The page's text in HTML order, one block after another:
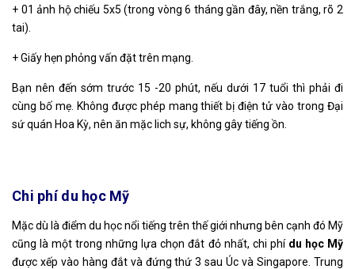
+ 01 ảnh hộ chiếu 5x5 (trong vòng 6 tháng gần đây, nền trắng, rõ 2
tai).
+ Giấy hẹn phỏng vấn đặt trên mạng.
Bạn nên đến sớm trước 15 -20 phút, nếu dưới 17 tuổi thì phải đi
cùng bố mẹ. Không được phép mang thiết bị điện tử vào trong Đại
sứ quán Hoa Kỳ, nên ăn mặc lich sự, không gây tiếng ồn.
Chi phí du học Mỹ
Mặc dù là điểm du học nổi tiếng trên thế giới nhưng bên cạnh đó Mỹ
cũng là một trong những lựa chọn đắt đỏ nhất, chi phí du học Mỹ
được xếp vào hàng đắt và đứng thứ 3 sau Úc và Singapore. Trung